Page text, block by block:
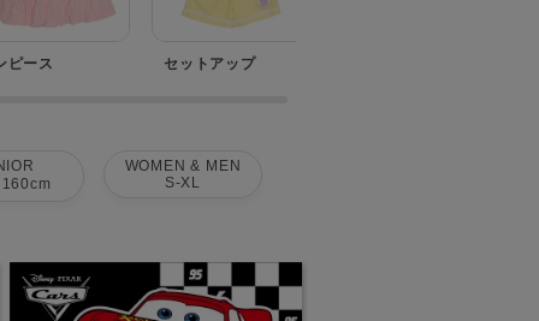
ピース セットアップ
WOMEN & MEN
S-XL